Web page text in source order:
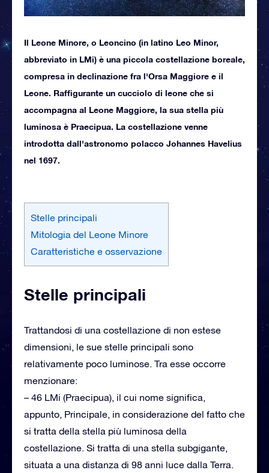
Il Leone Minore, o Leoncino (in latino Leo Minor,
abbreviato in LMi) è una piccola costellazione boreale,
compresa in declinazione fra l'Orsa Maggiore e il
Leone. Raffigurante un cucciolo di leone che si
accompagna al Leone Maggiore, la sua stella più
luminosa è Praecipua. La costellazione venne
introdotta dall'astronomo polacco Johannes Havelius
nel 1697.
Stelle principali
Mitologia del Leone Minore
Caratteristiche e osservazione
Stelle principali
Trattandosi di una costellazione di non estese
dimensioni, le sue stelle principali sono
relativamente poco luminose. Tra esse occorre
menzionare:
– 46 LMi (Praecipua), il cui nome significa,
appunto, Principale, in considerazione del fatto che
si tratta della stella più luminosa della
costellazione. Si tratta di una stella subgigante,
situata a una distanza di 98 anni luce dalla Terra.